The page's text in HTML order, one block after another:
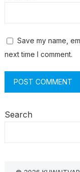
Save my name,
next time I comment.
Search